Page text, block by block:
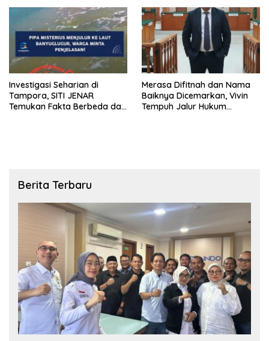
Investigasi Seharian di
Tampora, SITI JENAR
Temukan Fakta Berbeda dari
Merasa Difitnah dan Nama
Baiknya Dicemarkan, Vivin
Tempuh Jalur Hukum
Berita Terbaru